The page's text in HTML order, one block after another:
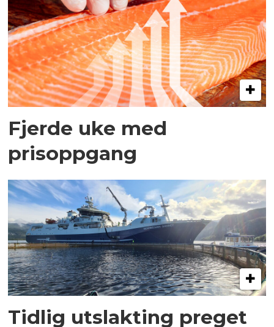
Fjerde uke med
prisoppgang
Tidlig utslakting preget